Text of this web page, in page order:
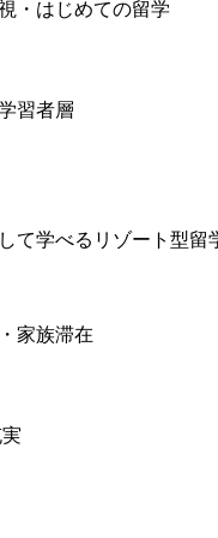
・はじめての留学
習者層
て学べるリゾート型留
家族滞在